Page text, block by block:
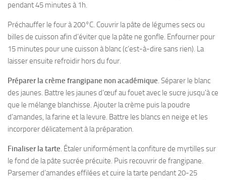
pendant 45 minutes à 1h.
Préchauffer le four à 200°C. Couvrir la pâte de légumes secs ou
billes de cuisson afin d’éviter que la pâte ne gonfle. Enfourner pour
15 minutes pour une cuisson à blanc (c’est-à-dire sans rien). La
laisser ensuite refroidir hors du four.
Préparer la crème frangipane non académique. Séparer le blanc
des jaunes. Battre les jaunes d’œuf au fouet avec le sucre jusqu’à ce
que le mélange blanchisse. Ajouter la crème puis la poudre
d’amandes, la farine et la levure. Battre les blancs en neige et les
incorporer délicatement à la préparation.
Finaliser la tarte. Étaler uniformément la confiture de myrtilles sur
le fond de la pâte sucrée précuite. Puis recouvrir de frangipane.
Parsemer d’amandes effilées et cuire la tarte pendant 20-25